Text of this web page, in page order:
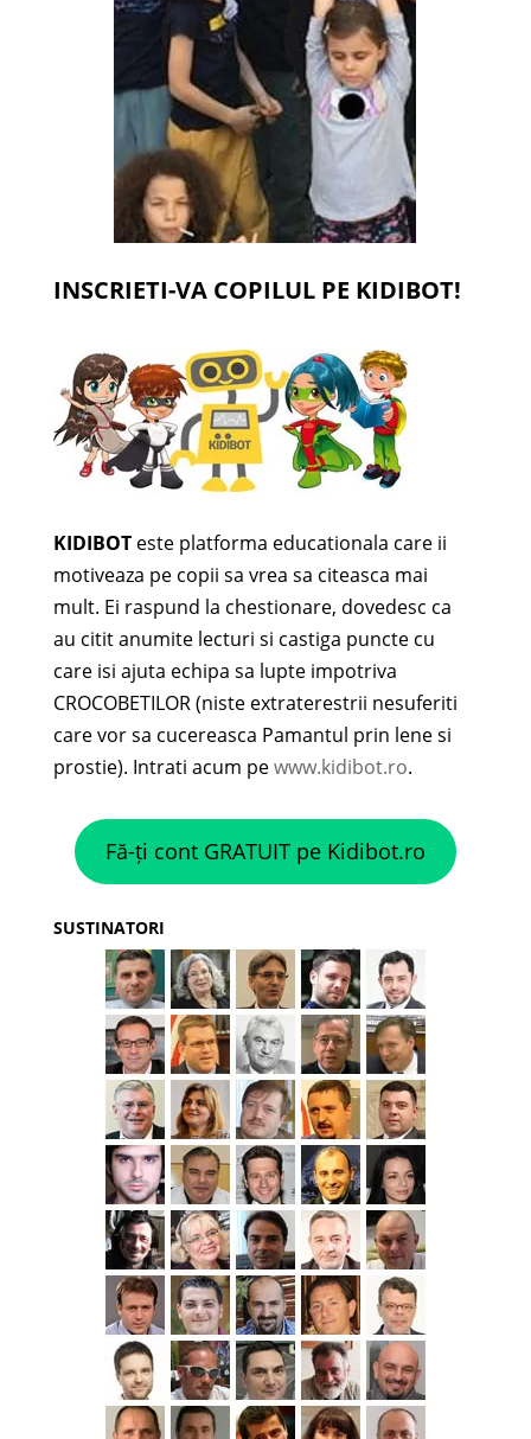
INSCRIETI-VA COPILUL PE KIDIBOT!
KIDIBOTeste platforma educationala care ii
motiveaza pe copii sa vrea sa citeasca mai
mult. Ei raspund la chestionare, dovedesc ca
au citit anumite lecturi si castiga puncte cu
care isi ajuta echipa sa lupte impotriva
CROCOBETILOR (niste extraterestrii nesuferiti
care vor sa cucereasca Pamantul prin lene si
prostie). Intrati acum pewww.kidibot.ro.
Fă-ți cont GRATUIT pe Kidibot.ro
SUSTINATORI